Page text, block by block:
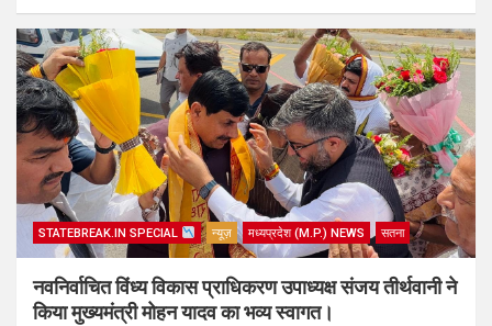
STATEBREAK.IN SPECIAL न्यूज़ मध्यप्रदेश (M.P.) NEWS सतना
नवनिर्वाचित विंध्य विकास प्राधिकरण उपाध्यक्ष संजय तीर्थवानी ने
किया मुख्यमंत्री मोहन यादव का भव्य स्वागत।